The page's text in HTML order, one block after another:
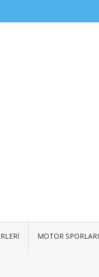
MOTOR SPORLARI